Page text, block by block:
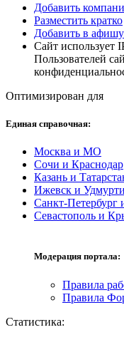
Добавить
Разместить кратко
Добавить в афишу
Сайт использует
Пользователей
Оптимизирован для
Единая справочная:
Москва и МО
Сочи и Краснодар
Казань и
Ижевск и
Санкт-Петербург
Севастополь и
Модерация портала:
Правила
Правила
Статистика: